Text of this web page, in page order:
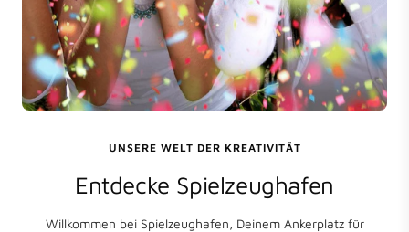
UNSERE WELT DER KREATIVITÄT
Entdecke Spielzeughafen
Willkommen bei Spielzeughafen, Deinem Ankerplatz für